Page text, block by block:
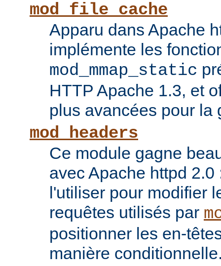
mod_file_cache
Apparu dans Apache
implémente les
mod_mmap_static
HTTP Apache 1.3, et
plus avancées pour la
mod_headers
Ce module gagne
avec Apache httpd
l'utiliser pour modifier
requêtes utilisés par
positionner les en-
manière